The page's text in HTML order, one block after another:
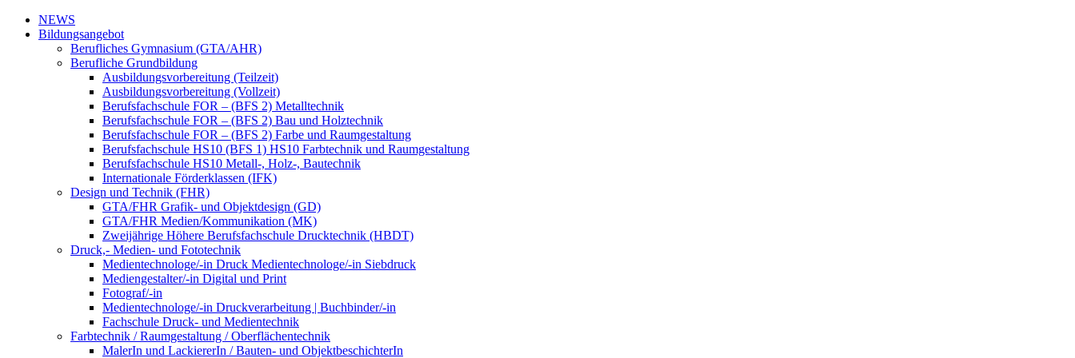
NEWS
Bildungsangebot
Berufliches Gymnasium (GTA/AHR)
Berufliche Grundbildung
Ausbildungsvorbereitung (Teilzeit)
Ausbildungsvorbereitung (Vollzeit)
Berufsfachschule FOR – (BFS 2) Metalltechnik
Berufsfachschule FOR – (BFS 2) Bau und Holztechnik
Berufsfachschule FOR – (BFS 2) Farbe und Raumgestaltung
Berufsfachschule HS10 (BFS 1) HS10 Farbtechnik und Raumgestaltung
Berufsfachschule HS10 Metall-, Holz-, Bautechnik
Internationale Förderklassen (IFK)
Design und Technik (FHR)
GTA/FHR Grafik- und Objektdesign (GD)
GTA/FHR Medien/Kommunikation (MK)
Zweijährige Höhere Berufsfachschule Drucktechnik (HBDT)
Druck,- Medien- und Fototechnik
Medientechnologe/-in Druck Medientechnologe/-in Siebdruck
Mediengestalter/-in Digital und Print
Fotograf/-in
Medientechnologe/-in Druckverarbeitung | Buchbinder/-in
Fachschule Druck- und Medientechnik
Farbtechnik / Raumgestaltung / Oberflächentechnik
MalerIn und LackiererIn / Bauten- und ObjektbeschichterIn